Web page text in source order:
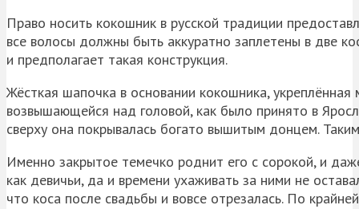
Право носить кокошник в русской традиции
все волосы должны быть аккуратно заплетены в две
и предполагает такая конструкция.
Жёсткая шапочка в основании кокошника,
возвышающейся над головой, как было принято в
сверху она покрывалась богато вышитым донцем.
Именно закрытое темечко роднит его с сорокой, и
как девичьи, да и времени ухаживать за ними не
что коса после свадьбы и вовсе отрезалась. По